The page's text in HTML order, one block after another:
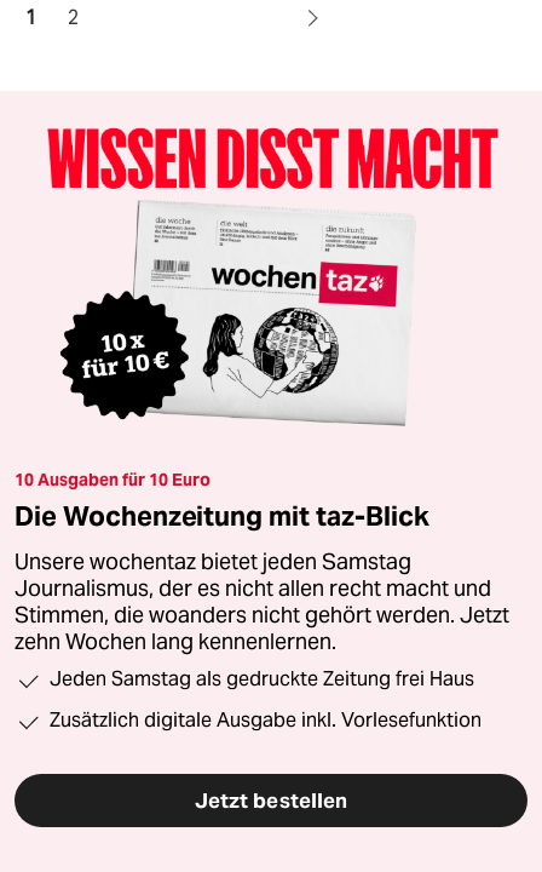
1 2
10 Ausgaben für 10 Euro
Die Wochenzeitung mit taz-Blick
Unsere wochentaz bietet jeden Samstag
Journalismus, der es nicht allen recht macht und
Stimmen, die woanders nicht gehört werden. Jetzt
zehn Wochen lang kennenlernen.
Jeden Samstag als gedruckte Zeitung frei Haus
Zusätzlich digitale Ausgabe inkl. Vorlesefunktion
Jetzt bestellen